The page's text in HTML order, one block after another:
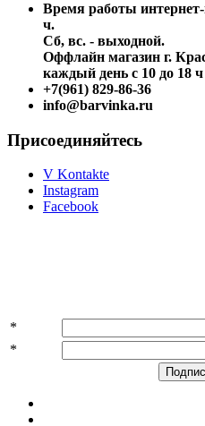
Время работы интернет-
ч.
Сб, вс. - выходной.
Оффлайн магазин г.
каждый день с 10 до 18 ч
+7(961) 829-86-36
info@barvinka.ru
Присоединяйтесь
V Kontakte
Instagram
Facebook
*
*